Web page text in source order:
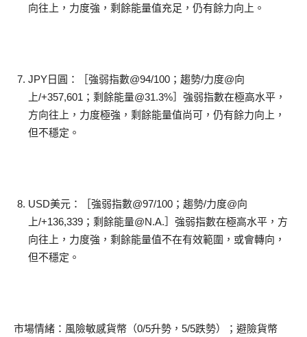
向往上，力度強，剩餘能量值充足，仍有餘力向上。
JPY日圓：［強弱指數@94/100；趨勢/力度@向
上/+357,601；剩餘能量@31.3%］強弱指數在極高水平，
方向往上，力度極強，剩餘能量值尚可，仍有餘力向上，
但不穩定。
USD美元：［強弱指數@97/100；趨勢/力度@向
上/+136,339；剩餘能量@N.A.］強弱指數在極高水平，方
向往上，力度強，剩餘能量值不在有效範圍，或會轉向，
但不穩定。
市場情緒：風險敏感貨幣（0/5升勢，5/5跌勢）；避險貨幣